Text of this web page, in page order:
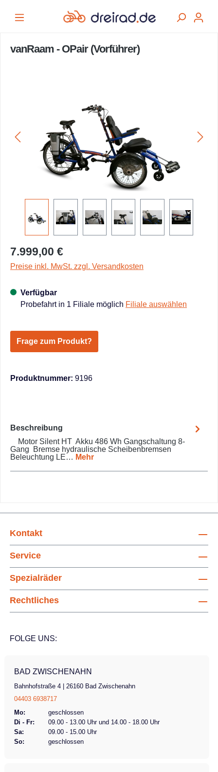
vanRaam - OPair (Vorführer)
7.999,00 €
Preise inkl. MwSt. zzgl. Versandkosten
Verfügbar
Probefahrt in 1 Filiale möglich Filiale auswählen
Frage zum Produkt?
Produktnummer: 9196
Beschreibung
Motor Silent HT Akku 486 Wh Gangschaltung 8-
Gang Bremse hydraulische Scheibenbremsen
Beleuchtung LE… Mehr
Kontakt
Service
Spezialräder
Rechtliches
FOLGE UNS:
BAD ZWISCHENAHN
Bahnhofstraße 4 | 26160 Bad Zwischenahn
04403 6938717
Mo:
geschlossen
Di - Fr:
09.00 - 13.00 Uhr und 14.00 - 18.00 Uhr
Sa:
09.00 - 15.00 Uhr
So:
geschlossen